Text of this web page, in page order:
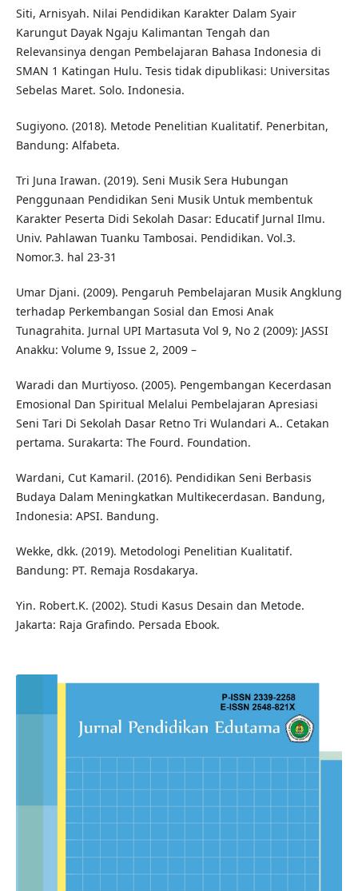
Siti, Arnisyah. Nilai Pendidikan Karakter Dalam Syair
Karungut Dayak Ngaju Kalimantan Tengah dan
Relevansinya dengan Pembelajaran Bahasa Indonesia di
SMAN 1 Katingan Hulu. Tesis tidak dipublikasi: Universitas
Sebelas Maret. Solo. Indonesia.
Sugiyono. (2018). Metode Penelitian Kualitatif. Penerbitan,
Bandung: Alfabeta.
Tri Juna Irawan. (2019). Seni Musik Sera Hubungan
Penggunaan Pendidikan Seni Musik Untuk membentuk
Karakter Peserta Didi Sekolah Dasar: Educatif Jurnal Ilmu.
Univ. Pahlawan Tuanku Tambosai. Pendidikan. Vol.3.
Nomor.3. hal 23-31
Umar Djani. (2009). Pengaruh Pembelajaran Musik Angklung
terhadap Perkembangan Sosial dan Emosi Anak
Tunagrahita. Jurnal UPI Martasuta Vol 9, No 2 (2009): JASSI
Anakku: Volume 9, Issue 2, 2009 –
Waradi dan Murtiyoso. (2005). Pengembangan Kecerdasan
Emosional Dan Spiritual Melalui Pembelajaran Apresiasi
Seni Tari Di Sekolah Dasar Retno Tri Wulandari A.. Cetakan
pertama. Surakarta: The Fourd. Foundation.
Wardani, Cut Kamaril. (2016). Pendidikan Seni Berbasis
Budaya Dalam Meningkatkan Multikecerdasan. Bandung,
Indonesia: APSI. Bandung.
Wekke, dkk. (2019). Metodologi Penelitian Kualitatif.
Bandung: PT. Remaja Rosdakarya.
Yin. Robert.K. (2002). Studi Kasus Desain dan Metode.
Jakarta: Raja Grafindo. Persada Ebook.